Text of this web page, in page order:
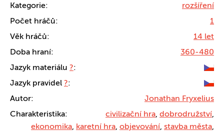
Kategorie:
rozšíření
Počet hráčů:
1
Věk hráčů:
14 let
Doba hraní:
360-480
Jazyk materiálu ?:
Jazyk pravidel ?:
Autor:
Jonathan Fryxelius
Charakteristika:
civilizační hra, dobrodružství,
ekonomika, karetní hra, objevování, stavba města,